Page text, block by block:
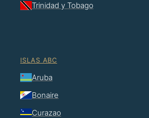
Trinidad y Tobago
ISLAS ABC
Aruba
Bonaire
Curazao